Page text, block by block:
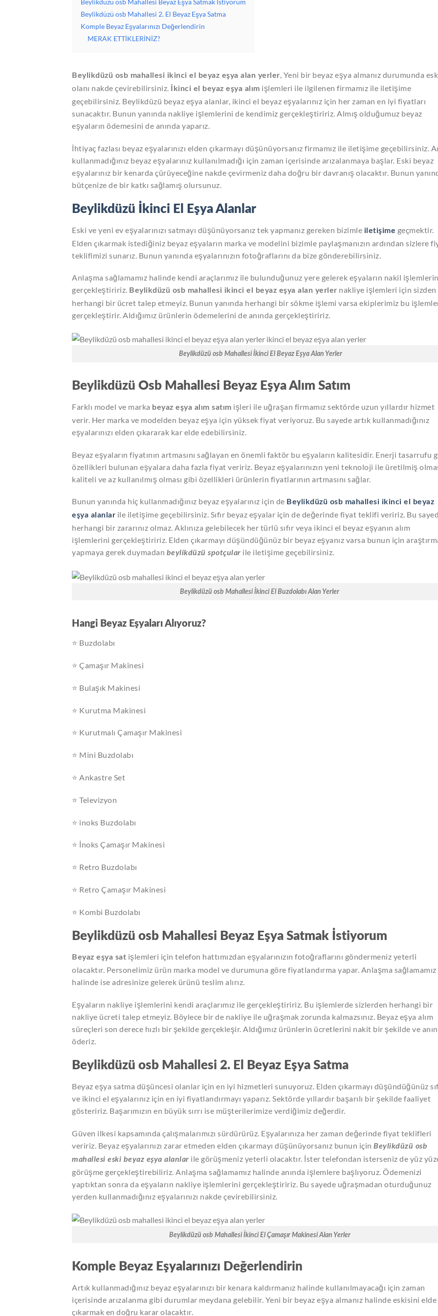
Beylikdüzü osb Mahallesi Beyaz Eşya Satmak İstiyorum
Beylikdüzü osb Mahallesi 2. El Beyaz Eşya Satma
Komple Beyaz Eşyalarınızı Değerlendirin
MERAK ETTİKLERİNİZ?
Beylikdüzü osb mahallesi ikinci el beyaz eşya alan yerler, Yeni bir beyaz eşya almanız durumunda
olanı nakde çevirebilirsiniz.
İkinci el beyaz eşya alım işlemleri ile ilgilenen firmamız ile iletişime
geçebilirsiniz. Beylikdüzü beyaz eşya alanlar, ikinci el beyaz eşyalarınız için her zaman en iyi fiyatları
sunacaktır. Bunun yanında nakliye işlemlerini de kendimiz gerçekleştiririz. Almış olduğumuz beyaz
eşyaların ödemesini de anında yaparız.
İhtiyaç fazlası beyaz eşyalarınızı elden çıkarmayı düşünüyorsanız firmamız ile iletişime geçebilirsiniz.
kullanmadığınız beyaz eşyalarınız kullanılmadığı için zaman içerisinde arızalanmaya başlar. Eski beyaz
eşyalarınız bir kenarda çürüyeceğine nakde çevirmeniz daha doğru bir davranış olacaktır. Bunun
bütçenize de bir katkı sağlamış olursunuz.
Beylikdüzü İkinci El Eşya Alanlar
Eski ve yeni ev eşyalarınızı satmayı düşünüyorsanız tek yapmanız gereken bizimle iletişime geçmektir.
Elden çıkarmak istediğiniz beyaz eşyaların marka ve modelini bizimle paylaşmanızın ardından sizlere
teklifimizi sunarız. Bunun yanında eşyalarınızın fotoğraflarını da bize gönderebilirsiniz.
Anlaşma sağlamamız halinde kendi araçlarımız ile bulunduğunuz yere gelerek eşyaların nakil
gerçekleştiririz. Beylikdüzü osb mahallesi ikinci el beyaz eşya alan yerler nakliye işlemleri için sizden
herhangi bir ücret talep etmeyiz. Bunun yanında herhangi bir sökme işlemi varsa ekiplerimiz bu
gerçekleştirir. Aldığımız ürünlerin ödemelerini de anında gerçekleştiririz.
Beylikdüzü osb Mahallesi İkinci El Beyaz Eşya Alan Yerler
Beylikdüzü Osb Mahallesi Beyaz Eşya Alım Satım
Farklı model ve marka beyaz eşya alım satım işleri ile uğraşan firmamız sektörde uzun yıllardır hizmet
verir. Her marka ve modelden beyaz eşya için yüksek fiyat veriyoruz. Bu sayede artık kullanmadığınız
eşyalarınızı elden çıkararak kar elde edebilirsiniz.
Beyaz eşyaların fiyatının artmasını sağlayan en önemli faktör bu eşyaların kalitesidir. Enerji tasarrufu
özellikleri bulunan eşyalara daha fazla fiyat veririz. Beyaz eşyalarınızın yeni teknoloji ile üretilmiş
kaliteli ve az kullanılmış olması gibi özellikleri ürünlerin fiyatlarının artmasını sağlar.
Bunun yanında hiç kullanmadığınız beyaz eşyalarınız için de Beylikdüzü osb mahallesi ikinci el beyaz
eşya alanlar ile iletişime geçebilirsiniz. Sıfır beyaz eşyalar için de değerinde fiyat teklifi veririz. Bu
herhangi bir zararınız olmaz. Aklınıza gelebilecek her türlü sıfır veya ikinci el beyaz eşyanın alım
işlemlerini gerçekleştiririz. Elden çıkarmayı düşündüğünüz bir beyaz eşyanız varsa bunun için
yapmaya gerek duymadan beylikdüzü spotçular ile iletişime geçebilirsiniz.
Beylikdüzü osb Mahallesi İkinci El Buzdolabı Alan Yerler
Hangi Beyaz Eşyaları Alıyoruz?
⭐ Buzdolabı
⭐ Çamaşır Makinesi
⭐ Bulaşık Makinesi
⭐ Kurutma Makinesi
⭐ Kurutmalı Çamaşır Makinesi
⭐ Mini Buzdolabı
⭐ Ankastre Set
⭐ Televizyon
⭐ inoks Buzdolabı
⭐ İnoks Çamaşır Makinesi
⭐ Retro Buzdolabı
⭐ Retro Çamaşır Makinesi
⭐ Kombi Buzdolabı
Beylikdüzü osb Mahallesi Beyaz Eşya Satmak İstiyorum
Beyaz eşya sat işlemleri için telefon hattımızdan eşyalarınızın fotoğraflarını göndermeniz yeterli
olacaktır. Personelimiz ürün marka model ve durumuna göre fiyatlandırma yapar. Anlaşma sağlamamız
halinde ise adresinize gelerek ürünü teslim alırız.
Eşyaların nakliye işlemlerini kendi araçlarımız ile gerçekleştiririz. Bu işlemlerde sizlerden herhangi bir
nakliye ücreti talep etmeyiz. Böylece bir de nakliye ile uğraşmak zorunda kalmazsınız. Beyaz eşya alım
süreçleri son derece hızlı bir şekilde gerçekleşir. Aldığımız ürünlerin ücretlerini nakit bir şekilde ve
öderiz.
Beylikdüzü osb Mahallesi 2. El Beyaz Eşya Satma
Beyaz eşya satma düşüncesi olanlar için en iyi hizmetleri sunuyoruz. Elden çıkarmayı düşündüğünüz
ve ikinci el eşyalarınız için en iyi fiyatlandırmayı yaparız. Sektörde yıllardır başarılı bir şekilde faaliyet
gösteririz. Başarımızın en büyük sırrı ise müşterilerimize verdiğimiz değerdir.
Güven ilkesi kapsamında çalışmalarımızı sürdürürüz. Eşyalarınıza her zaman değerinde fiyat teklifleri
veririz. Beyaz eşyalarınızı zarar etmeden elden çıkarmayı düşünüyorsanız bunun için Beylikdüzü osb
mahallesi eski beyaz eşya alanlar ile görüşmeniz yeterli olacaktır. İster telefondan isterseniz de yüz
görüşme gerçekleştirebiliriz. Anlaşma sağlamamız halinde anında işlemlere başlıyoruz. Ödemenizi
yaptıktan sonra da eşyaların nakliye işlemlerini gerçekleştiririz. Bu sayede uğraşmadan oturduğunuz
yerden kullanmadığınız eşyalarınızı nakde çevirebilirsiniz.
Beylikdüzü osb Mahallesi İkinci El Çamaşır Makinesi Alan Yerler
Komple Beyaz Eşyalarınızı Değerlendirin
Artık kullanmadığınız beyaz eşyalarınızı bir kenara kaldırmanız halinde kullanılmayacağı için zaman
içerisinde arızalanma gibi durumlar meydana gelebilir. Yeni bir beyaz eşya almanız halinde eskisini elde
çıkarmak en doğru karar olacaktır.